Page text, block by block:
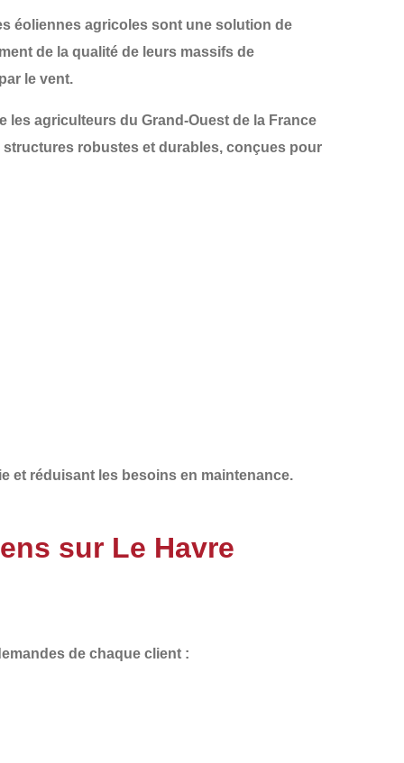
éoliennes agricoles sont une solution de
de la qualité de leurs massifs de
le vent.
les agriculteurs du Grand-Ouest de la France
robustes et durables, conçues pour
et réduisant les besoins en maintenance.
sur Le Havre
de chaque client :